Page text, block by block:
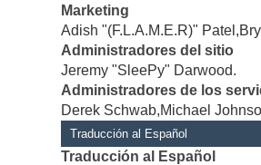
Marketing
Adish "(F.L.A.M.E.R)"
Administradores del sitio
Jeremy "SleePy" Darwood.
Administradores de los
Derek Schwab,Michael
Traducción al Español
Traducción al Español